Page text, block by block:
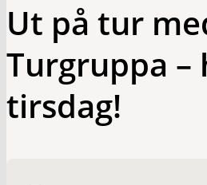
Ut på tur
Turgruppa –
tirsdag!